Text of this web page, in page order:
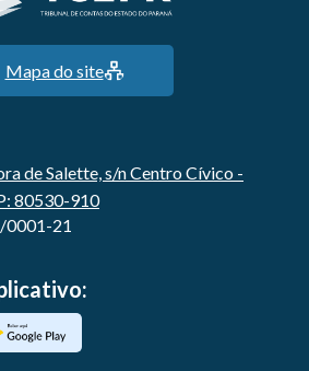
Mapa do site
de Salette, s/n Centro Cívico -
80530-910
0001-21